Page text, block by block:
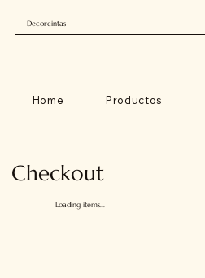
Decorcintas
Home Productos
Checkout
Loading items...